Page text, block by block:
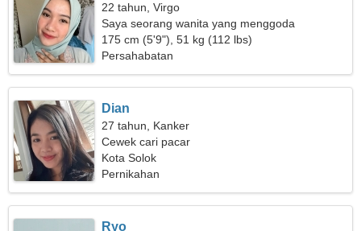
22 tahun, Virgo
Saya seorang wanita yang menggoda
175 cm (5'9"), 51 kg (112 lbs)
Persahabatan
Dian
27 tahun, Kanker
Cewek cari pacar
Kota Solok
Pernikahan
Ryo